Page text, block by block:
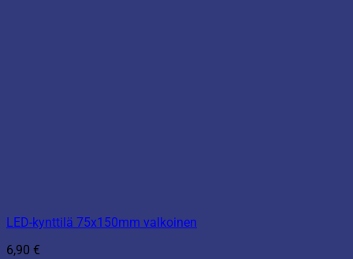
LED-kynttilä 75x150mm valkoinen
6,90 €